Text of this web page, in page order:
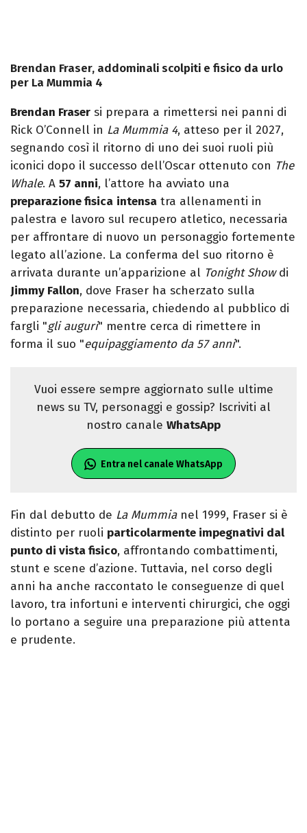
Brendan Fraser, addominali scolpiti e fisico da urlo
per La Mummia 4
Brendan Fraser si prepara a rimettersi nei panni di
Rick O’Connell in La Mummia 4, atteso per il 2027,
segnando così il ritorno di uno dei suoi ruoli più
iconici dopo il successo dell’Oscar ottenuto con The
Whale. A 57 anni, l’attore ha avviato una
preparazione fisica intensa tra allenamenti in
palestra e lavoro sul recupero atletico, necessaria
per affrontare di nuovo un personaggio fortemente
legato all’azione. La conferma del suo ritorno è
arrivata durante un’apparizione al Tonight Showdi
Jimmy Fallon, dove Fraser ha scherzato sulla
preparazione necessaria, chiedendo al pubblico di
fargli "gli auguri" mentre cerca di rimettere in
forma il suo "equipaggiamento da 57 anni".
Vuoi essere sempre aggiornato sulle ultime
news su TV, personaggi e gossip? Iscriviti al
nostro canale WhatsApp
Entra nel canale WhatsApp
Fin dal debutto de La Mummianel 1999, Fraser si è
distinto per ruoli particolarmente impegnativi dal
punto di vista fisico, affrontando combattimenti,
stunt e scene d’azione. Tuttavia, nel corso degli
anni ha anche raccontato le conseguenze di quel
lavoro, tra infortuni e interventi chirurgici, che oggi
lo portano a seguire una preparazione più attenta
e prudente.